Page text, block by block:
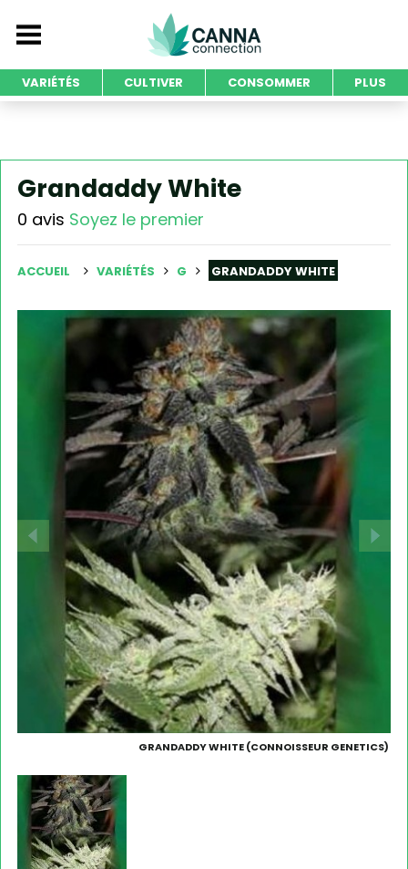
VARIÉTÉS CULTIVER CONSOMMER PLUS
Grandaddy White
0 avis Soyez le premier
ACCUEIL VARIÉTÉS G GRANDADDY WHITE
GRANDADDY WHITE (CONNOISSEUR GENETICS)